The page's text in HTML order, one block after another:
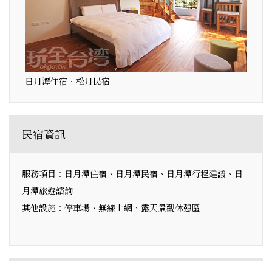
日月潭住宿‧松月民宿
民宿資訊
服務項目：日月潭住宿、日月潭民宿、日月潭行程建議、日
月潭旅遊諮詢
其他設施：停車場、無線上網、露天景觀休憩區